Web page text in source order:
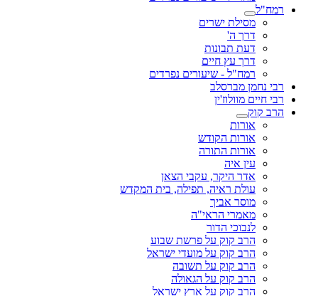
רמח"ל
מסילת ישרים
דרך ה'
דעת תבונות
דרך עץ חיים
רמח"ל - שיעורים נפרדים
רבי נחמן מברסלב
רבי חיים מוולוז'ין
הרב קוק
אורות
אורות הקודש
אורות התורה
עין איה
אדר היקר, עקבי הצאן
עולת ראיה, תפילה, בית המקדש
מוסר אביך
מאמרי הראי"ה
לנבוכי הדור
הרב קוק על פרשת שבוע
הרב קוק על מועדי ישראל
הרב קוק על תשובה
הרב קוק על הגאולה
הרב קוק על ארץ ישראל